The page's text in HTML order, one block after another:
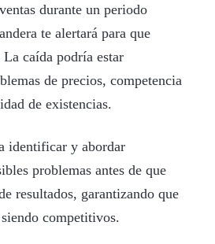
durante un periodo
te alertará para que
caída podría estar
de precios, competencia
de existencias.
identificar y abordar
problemas antes de que
resultados, garantizando que
competitivos.